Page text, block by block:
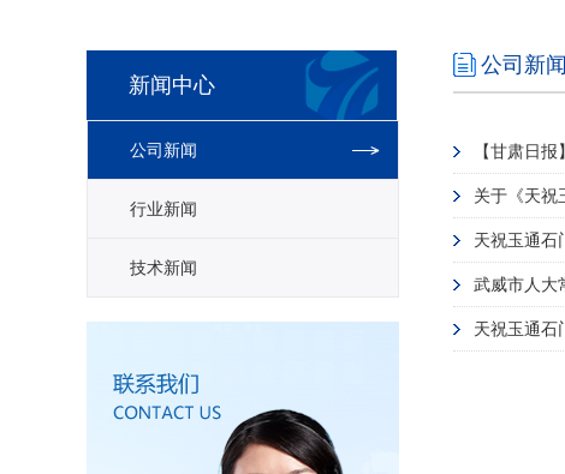
新闻中心
公司新闻
行业新闻
技术新闻
公司新闻
【甘肃日
关于《天祝
天祝玉通石
武威市人大
天祝玉通石